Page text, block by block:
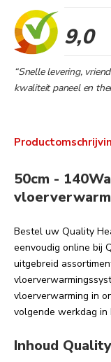
9,0
“Snelle levering,
kwaliteit paneel en
50cm -
Bestel uw Quality
eenvoudig online bij
uitgebreid
vloerverwarming in
volgende werkdag in
Inhoud